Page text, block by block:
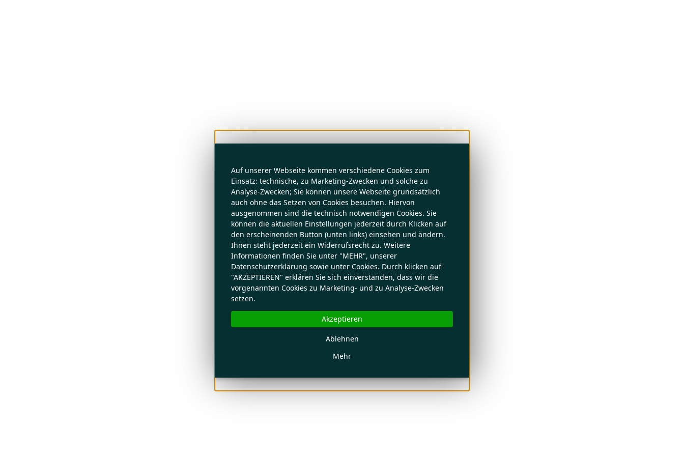
Auf unserer Webseite kommen verschiedene Cookies zum
Einsatz: technische, zu Marketing-Zwecken und solche zu
Analyse-Zwecken; Sie können unsere Webseite grundsätzlich
auch ohne das Setzen von Cookies besuchen. Hiervon
ausgenommen sind die technisch notwendigen Cookies. Sie
können die aktuellen Einstellungen jederzeit durch Klicken auf
den erscheinenden Button (unten links) einsehen und ändern.
Ihnen steht jederzeit ein Widerrufsrecht zu. Weitere
Informationen finden Sie unter "MEHR", unserer
Datenschutzerklärung sowie unter Cookies. Durch klicken auf
"AKZEPTIEREN" erklären Sie sich einverstanden, dass wir die
vorgenannten Cookies zu Marketing- und zu Analyse-Zwecken
setzen.
Mehr
Ablehnen
Akzeptieren